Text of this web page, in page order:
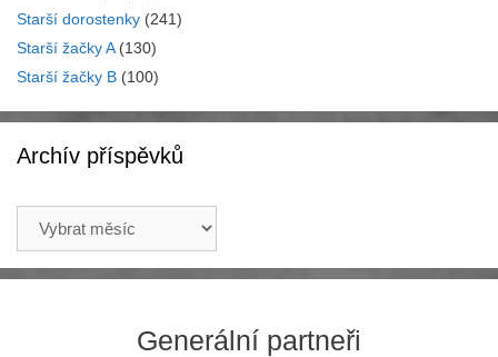
Starší dorostenky (241)
Starší žačky A(130)
Starší žačky B (100)
Archív příspěvků
příspěvků
Generální partneři